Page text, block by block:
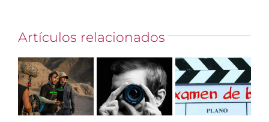
Artículos relacionados